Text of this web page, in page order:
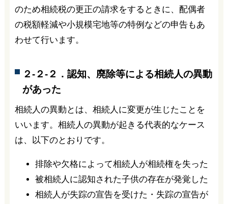
のため相続税の更正の請求をするときに、配偶者
の税額軽減や小規模宅地等の特例などの申告もあ
わせて行います。
２-２-２．認知、廃除等による相続人の異動
があった
相続人の異動とは、相続人に変更が生じたことを
いいます。相続人の異動が起きる代表的なケース
は、以下のとおりです。
排除や欠格によって相続人が相続権を失った
被相続人に認知された子供の存在が発覚した
相続人が失踪の宣告を受けた・失踪の宣告が